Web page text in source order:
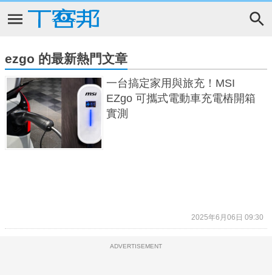
ezgo 的最新熱門文章
一台搞定家用與旅充！MSI
EZgo 可攜式電動車充電樁開箱
實測
2025年6月06日 09:30
ADVERTISEMENT